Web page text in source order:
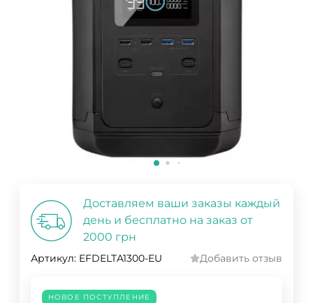
Доставляем ваши заказы каждый
день и бесплатно на заказ от
2000 грн
Артикул: EFDELTA1300-EU Добавить отзыв
НОВОЕ ПОСТУПЛЕНИЕ